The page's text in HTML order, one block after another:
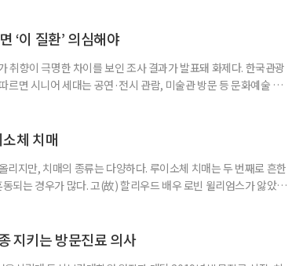
했습니다. 대개 두 살 무렵이 되면 ‘거울 속의 나’를 알아보지요.
‘이 질환’ 의심해야
취향이 극명한 차이를 보인 조사 결과가 발표돼 화제다. 한국관광
르면 시니어 세대는 공연·전시 관람, 미술관 방문 등 문화예술 공간
성 속에 2030세대는 심리적 휴식과 복잡한 생각을 비워내는
체 치매
리지만, 치매의 종류는 다양하다. 루이소체 치매는 두 번째로 흔한
되는 경우가 많다. 고(故) 할리우드 배우 로빈 윌리엄스가 앓았던
synuclein)이라는 단백질이 비정상적으로 응집해 만
지키는 방문진료 의사